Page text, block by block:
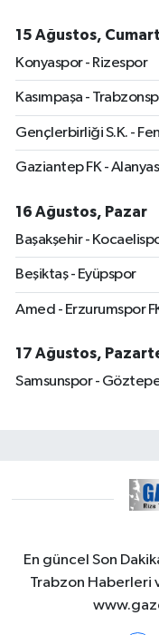
15 Ağustos,
Konyaspor - Rizespor
Kasımpaşa -
Gençlerbirliği S.K. -
Gaziantep FK -
16 Ağustos, Pazar
Başakşehir -
Beşiktaş - Eyüpspor
Amed - Erzurumspor
17 Ağustos,
Samsunspor -
En güncel Son
Trabzon Haberleri